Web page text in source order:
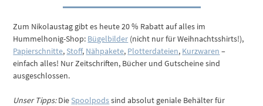
Zum Nikolaustag gibt es heute 20 % Rabatt auf alles im
Hummelhonig-Shop: Bügelbilder (nicht nur für Weihnachtsshirts!),
Papierschnitte, Stoff, Nähpakete, Plotterdateien, Kurzwaren –
einfach alles! Nur Zeitschriften, Bücher und Gutscheine sind
ausgeschlossen.
Unser Tipps:Die Spoolpodssind absolut geniale Behälter für